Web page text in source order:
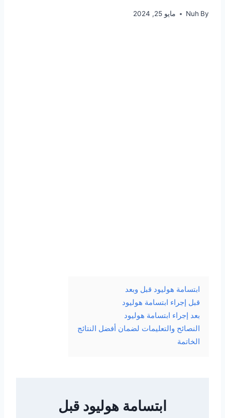
By
Nuh مايو 25, 2024
ابتسامة هوليود قبل وبعد
قبل إجراء ابتسامة هوليود
بعد إجراء ابتسامة هوليود
النصائح والتعليمات لضمان أفضل النتائج
الخاتمة
ابتسامة هوليود قبل